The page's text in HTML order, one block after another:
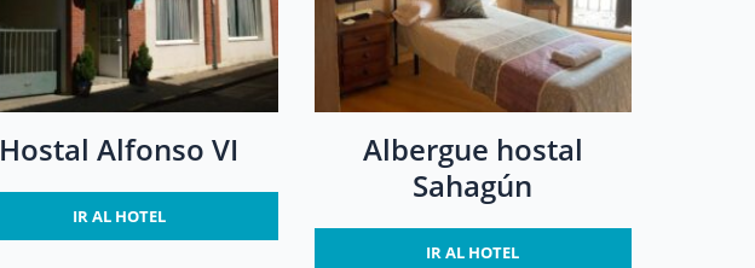
Hostal Alfonso VI
IR AL HOTEL
Albergue hostal
Sahagún
IR AL HOTEL